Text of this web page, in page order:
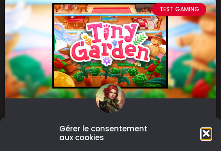
Gérer le consentement
aux cookies
TEST GAMING
Tiny Garden